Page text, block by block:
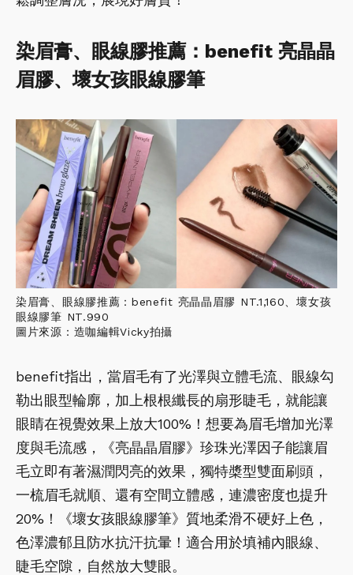
染眉膏、眼線膠推薦：benefit 亮晶晶
眉膠、壞女孩眼線膠筆
染眉膏、眼線膠推薦：benefit 亮晶晶眉膠 NT.1,160、壞女孩
眼線膠筆 NT.990
圖片來源：造咖編輯Vicky拍攝
benefit指出，當眉毛有了光澤與立體毛流、眼線勾
勒出眼型輪廓，加上根根纖長的扇形睫毛，就能讓
眼睛在視覺效果上放大100%！想要為眉毛增加光澤
度與毛流感，《亮晶晶眉膠》珍珠光澤因子能讓眉
毛立即有著濕潤閃亮的效果，獨特槳型雙面刷頭，
一梳眉毛就順、還有空間立體感，連濃密度也提升
20%！《壞女孩眼線膠筆》質地柔滑不硬好上色，
色澤濃郁且防水抗汗抗暈！適合用於填補內眼線、
睫毛空隙，自然放大雙眼。